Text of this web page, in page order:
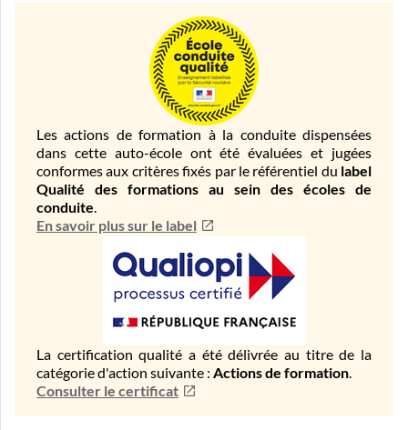
Les actions de formation à la conduite dispensées
dans cette auto-école ont été évaluées et jugées
conformes aux critères fixés par le référentiel du label
Qualité des formations au sein des écoles de
conduite.
En savoir plus sur le label
La certification qualité a été délivrée au titre de la
catégorie d'action suivante : Actions de formation.
Consulter le certificat